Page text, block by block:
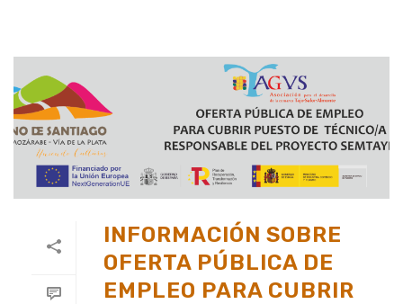
INFORMACIÓN SOBRE
OFERTA PÚBLICA DE
EMPLEO PARA CUBRIR